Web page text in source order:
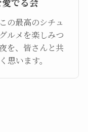
の最高のシチュ
ルメを楽しみつ
を、皆さんと共
思います。